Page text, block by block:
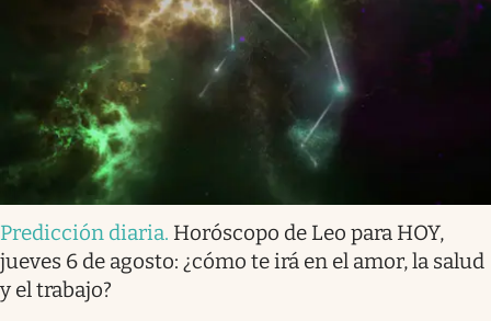
Predicción diaria. Horóscopo de Leo para HOY,
jueves 6 de agosto: ¿cómo te irá en el amor, la salud
y el trabajo?